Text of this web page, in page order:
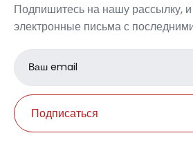
Подпишитесь на нашу рассылку,
электронные письма с
Email
address
Подписаться